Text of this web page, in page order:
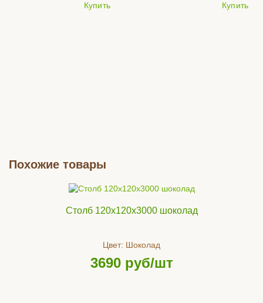
Купить Купить
Похожие товары
Столб 120x120x3000 шоколад
Цвет: Шоколад
3690 руб/шт